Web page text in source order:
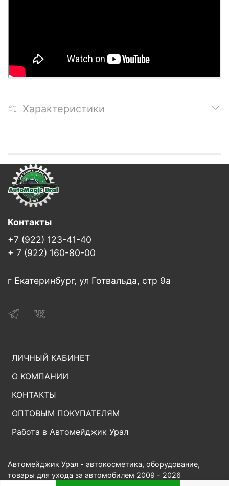
Характеристики
ЛИЧНЫЙ КАБИНЕТ
О КОМПАНИИ
КОНТАКТЫ
ОПТОВЫМ ПОКУПАТЕЛЯМ
Работа в Автомейджик Урал
Контакты
+7 (922) 123-41-40
+ 7 (922) 160-80-00
г Екатеринбург, ул Готвальда, стр 9а
Автомейджик Урал - автокосметика, оборудование,
товары для ухода за автомобилем 2009 - 2026